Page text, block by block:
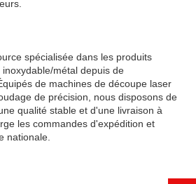
spécialisée dans les produits
métal depuis de
de machines de découpe laser
de précision, nous disposons de
qualité stable et d'une livraison à
les commandes d'expédition et
nationale.